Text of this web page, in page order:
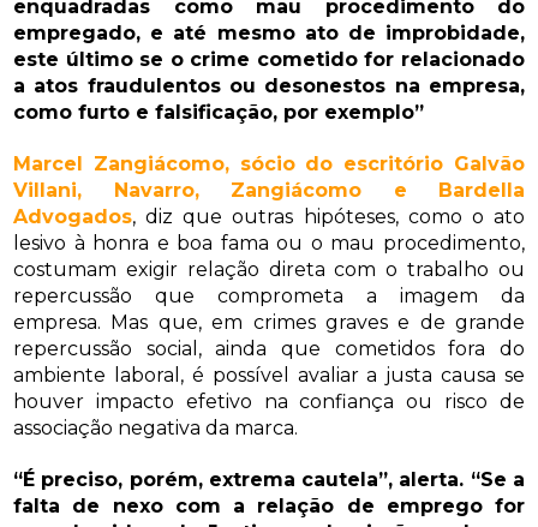
enquadradas como mau procedimento do
empregado, e até mesmo ato de improbidade,
este último se o crime cometido for relacionado
a atos fraudulentos ou desonestos na empresa,
como furto e falsificação, por exemplo”
Marcel Zangiácomo, sócio do escritório Galvão
Villani, Navarro, Zangiácomo e Bardella
Advogados, diz que outras hipóteses, como o ato
lesivo à honra e boa fama ou o mau procedimento,
costumam exigir relação direta com o trabalho ou
repercussão que comprometa a imagem da
empresa. Mas que, em crimes graves e de grande
repercussão social, ainda que cometidos fora do
ambiente laboral, é possível avaliar a justa causa se
houver impacto efetivo na confiança ou risco de
associação negativa da marca.
“É preciso, porém, extrema cautela”, alerta. “Se a
falta de nexo com a relação de emprego for